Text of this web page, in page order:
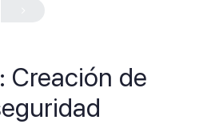
Creación de